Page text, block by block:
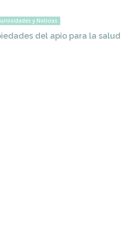
y Noticias
del apio para la salud